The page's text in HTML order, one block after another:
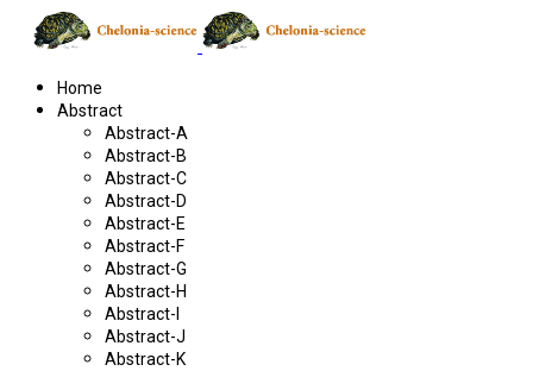
Home
Abstract
Abstract-A
Abstract-B
Abstract-C
Abstract-D
Abstract-E
Abstract-F
Abstract-G
Abstract-H
Abstract-I
Abstract-J
Abstract-K